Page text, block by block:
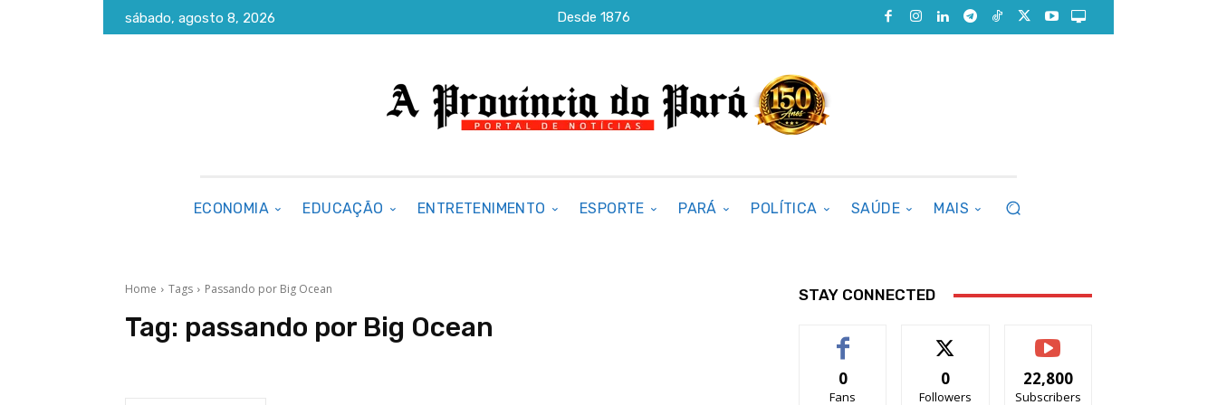
sábado, agosto 8, 2026 Desde 1876
ECONOMIA EDUCAÇÃO ENTRETENIMENTO ESPORTE PARÁ POLÍTICA SAÚDE MAIS
Home Tags Passando por Big Ocean
Tag: passando por Big Ocean
STAY CONNECTED
0
Fans
0
Followers
22,800
Subscribers